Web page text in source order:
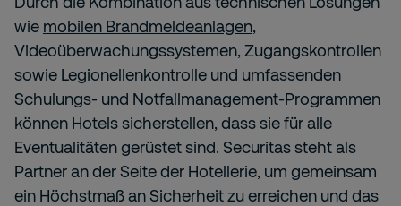
wie mobilen Brandmeldeanlagen,
Videoüberwachungssystemen, Zugangskontrollen
sowie Legionellenkontrolle und umfassenden
Schulungs- und Notfallmanagement-Programmen
können Hotels sicherstellen, dass sie für alle
Eventualitäten gerüstet sind. Securitas steht als
Partner an der Seite der Hotellerie, um gemeinsam
ein Höchstmaß an Sicherheit zu erreichen und das